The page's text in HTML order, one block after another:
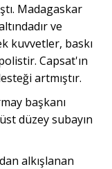
Madagaskar
ve
kuvvetler, baskı
Capsat'ın
artmıştır.
başkanı
düzey subayın
alkışlanan